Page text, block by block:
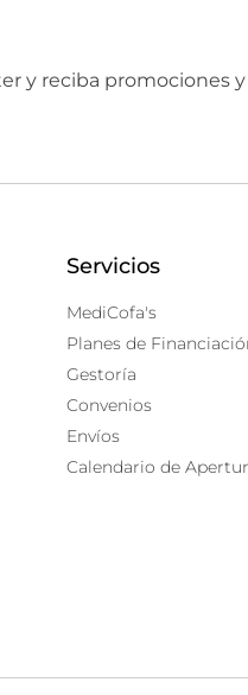
y reciba promociones
Servicios
MediCofa's
Planes de
Gestoría
Convenios
Envíos
Calendario de